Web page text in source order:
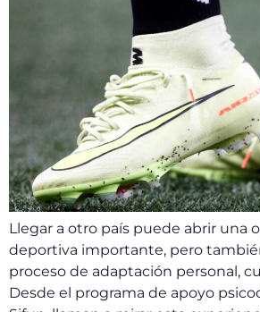
Llegar a otro país puede abrir una
deportiva importante, pero
proceso de adaptación personal,
Desde el programa de apoyo